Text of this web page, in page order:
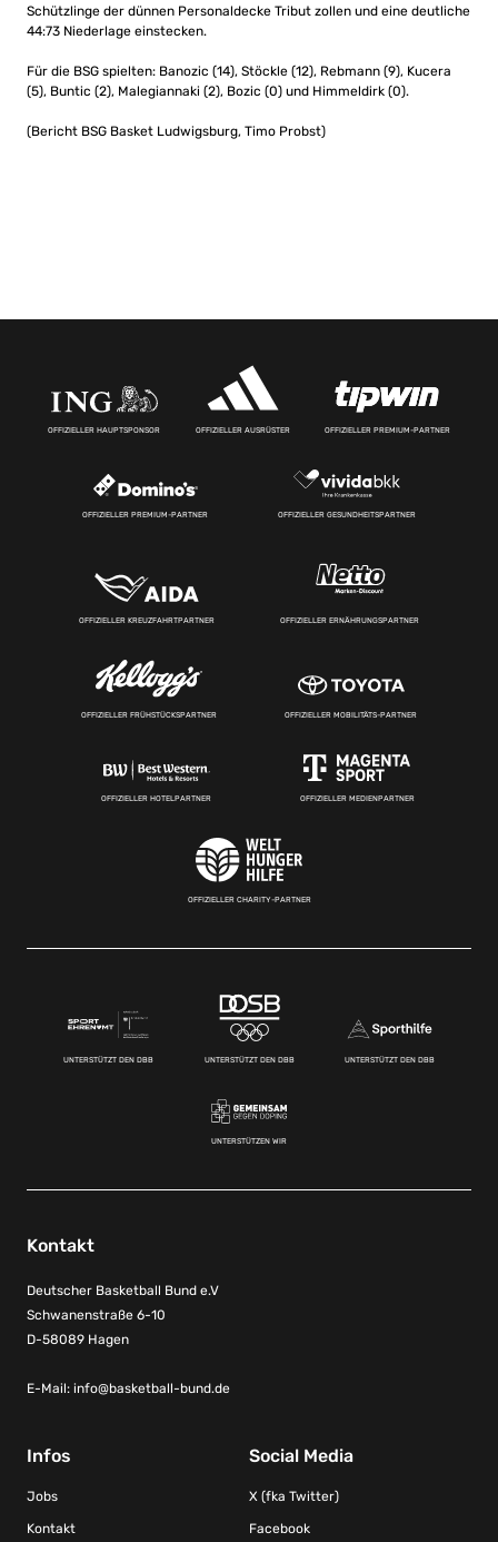
Schützlinge der dünnen Personaldecke Tribut zollen und eine deutliche
44:73 Niederlage einstecken.
Für die BSG spielten: Banozic (14), Stöckle (12), Rebmann (9), Kucera
(5), Buntic (2), Malegiannaki (2), Bozic (0) und Himmeldirk (0).
(Bericht BSG Basket Ludwigsburg, Timo Probst)
OFFIZIELLER HAUPTSPONSOR OFFIZIELLER AUSRÜSTER OFFIZIELLER PREMIUM-PARTNER
OFFIZIELLER PREMIUM-PARTNER OFFIZIELLER GESUNDHEITSPARTNER
OFFIZIELLER KREUZFAHRTPARTNER OFFIZIELLER ERNÄHRUNGSPARTNER
OFFIZIELLER FRÜHSTÜCKSPARTNER OFFIZIELLER MOBILITÄTS-PARTNER
OFFIZIELLER HOTELPARTNER OFFIZIELLER MEDIENPARTNER
OFFIZIELLER CHARITY-PARTNER
UNTERSTÜTZT DEN DBB UNTERSTÜTZT DEN DBB UNTERSTÜTZT DEN DBB
UNTERSTÜTZEN WIR
Kontakt
Deutscher Basketball Bund e.V
Schwanenstraße 6-10
D-58089 Hagen
E-Mail: info@basketball-bund.de
Infos
Jobs
Kontakt
Social Media
X (fka Twitter)
Facebook